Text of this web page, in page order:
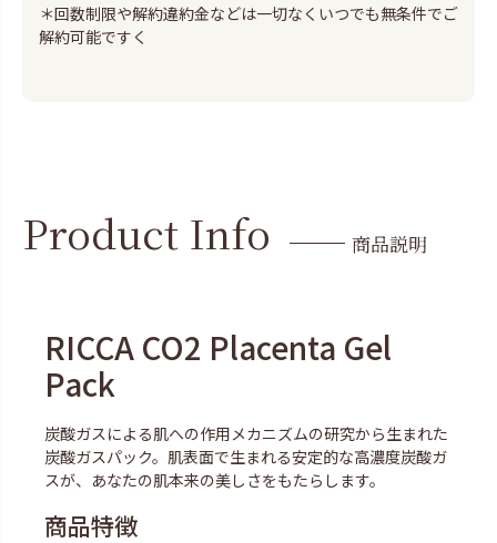
＊回数制限や解約違約金などは一切なくいつでも無条件でご
解約可能ですく
Product Info 商品説明
RICCA CO2 Placenta Gel
Pack
炭酸ガスによる肌への作用メカニズムの研究から生まれた
炭酸ガスパック。肌表面で生まれる安定的な高濃度炭酸ガ
スが、あなたの肌本来の美しさをもたらします。
商品特徴